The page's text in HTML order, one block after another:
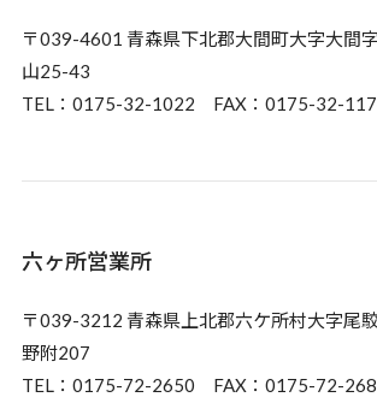
〒039-4601 青森県下北郡大間町大字大間
山25-43
TEL：0175-32-1022 FAX：0175-32-
六ヶ所営業所
〒039-3212 青森県上北郡六ケ所村大字尾
野附207
TEL：0175-72-2650 FAX：0175-72-